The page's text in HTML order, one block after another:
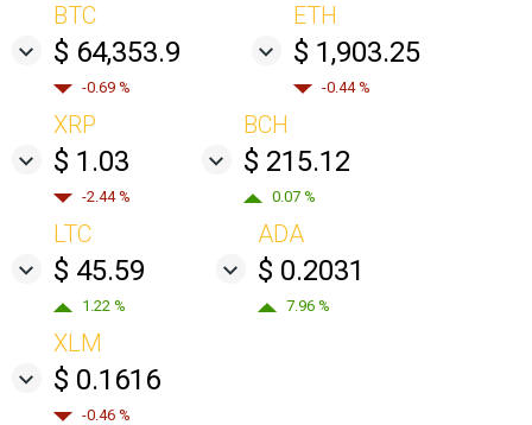
BTC
$ 64,353.9
-0.69 %
ETH
$ 1,903.25
-0.44 %
XRP
$ 1.03
-2.44 %
BCH
$ 215.12
0.07 %
LTC
$ 45.59
1.22 %
ADA
$ 0.2031
7.96 %
XLM
$ 0.1616
-0.46 %